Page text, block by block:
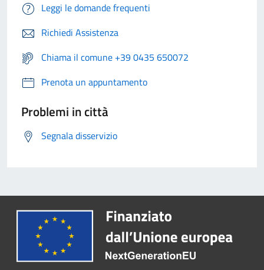
Leggi le domande frequenti
Richiedi Assistenza
Chiama il comune +39 0435 650072
Prenota un appuntamento
Problemi in città
Segnala disservizio